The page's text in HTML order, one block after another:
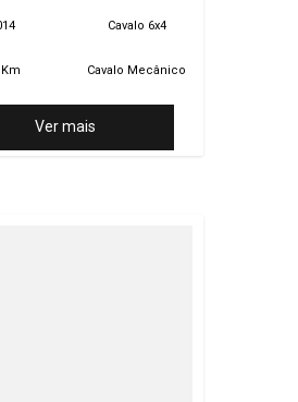
Cavalo 6x4
Cavalo Mecânico
Ver mais